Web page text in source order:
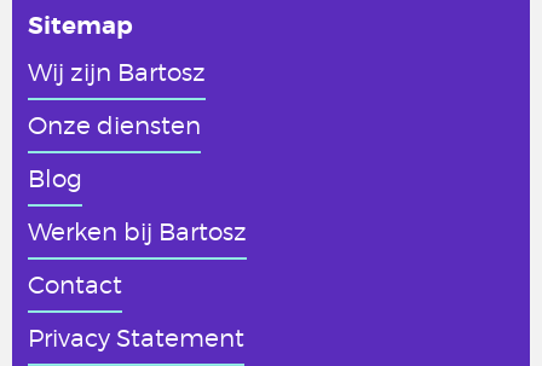
Sitemap
Wij zijn Bartosz
Onze diensten
Blog
Werken bij Bartosz
Contact
Privacy Statement